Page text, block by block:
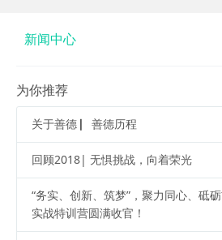
新闻中心
为你推荐
关于善德 ▏善德历程
回顾2018| 无惧挑战，向着荣光
“务实、创新、筑梦”，聚力同心、砥
实战特训营圆满收官！